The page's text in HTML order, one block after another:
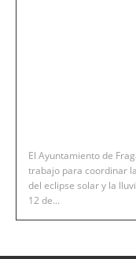
El Ayuntamiento de
trabajo para coordinar
del eclipse solar y la
12 de...